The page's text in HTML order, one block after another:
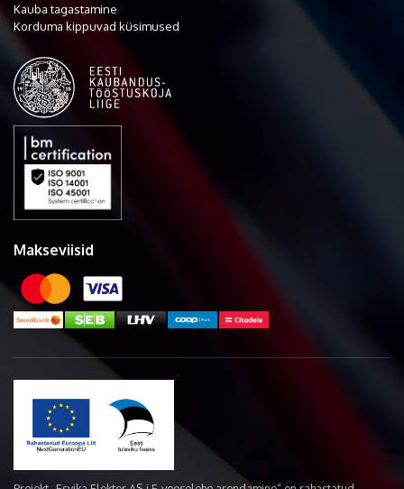
Kauba tagastamine
Korduma kippuvad küsimused
Makseviisid